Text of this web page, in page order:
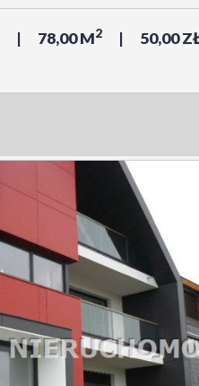
78,00 M2 50,00